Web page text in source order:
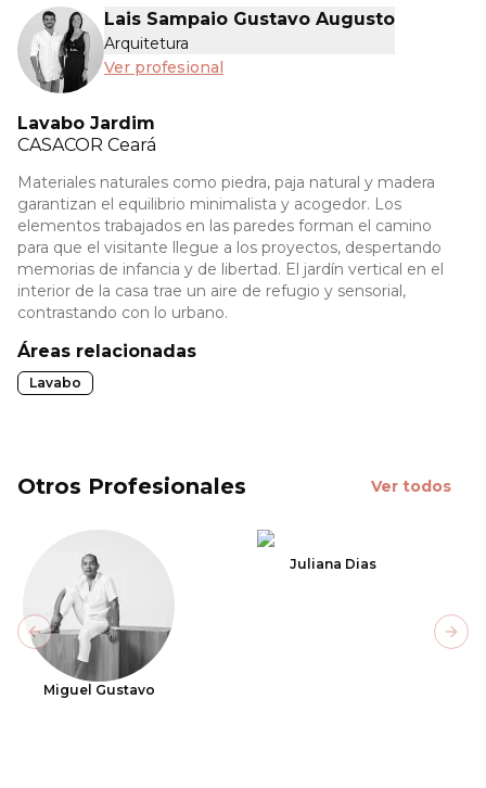
Lais Sampaio Gustavo Augusto
Arquitetura
Ver profesional
Lavabo Jardim
CASACOR Ceará
Materiales naturales como piedra, paja natural y madera
garantizan el equilibrio minimalista y acogedor. Los
elementos trabajados en las paredes forman el camino
para que el visitante llegue a los proyectos, despertando
memorias de infancia y de libertad. El jardín vertical en el
interior de la casa trae un aire de refugio y sensorial,
contrastando con lo urbano.
Áreas relacionadas
Lavabo
Otros Profesionales Ver todos
Miguel Gustavo
Juliana Dias
Previous slide